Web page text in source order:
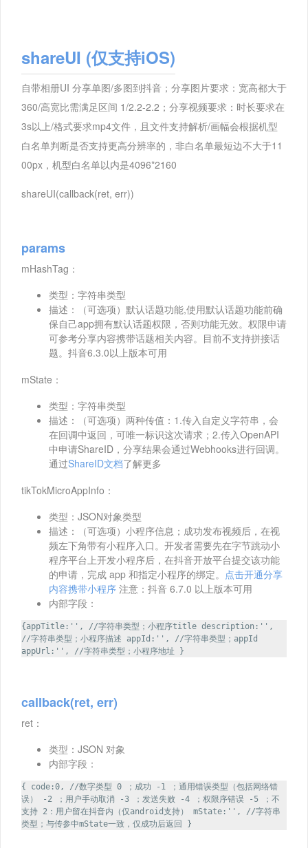
shareUI (仅支持iOS)
自带相册UI 分享单图/多图到抖音；分享图片要求：宽高都大于
360/高宽比需满足区间 1/2.2-2.2；分享视频要求：时长要求在
3s以上/格式要求mp4文件，且文件支持解析/画幅会根据机型
白名单判断是否支持更高分辨率的，非白名单最短边不大于11
00px，机型白名单以内是4096*2160
shareUI(callback(ret, err))
params
mHashTag：
类型：字符串类型
描述：（可选项）默认话题功能,使用默认话题功能前确
保自己app拥有默认话题权限，否则功能无效。权限申请
可参考分享内容携带话题相关内容。目前不支持拼接话
题。抖音6.3.0以上版本可用
mState：
类型：字符串类型
描述：（可选项）两种传值：1.传入自定义字符串，会
在回调中返回，可唯一标识这次请求；2.传入OpenAPI
中申请ShareID，分享结果会通过Webhooks进行回调。
通过ShareID文档了解更多
tikTokMicroAppInfo：
类型：JSON对象类型
描述：（可选项）小程序信息；成功发布视频后，在视
频左下角带有小程序入口。开发者需要先在字节跳动小
程序平台上开发小程序后，在抖音开放平台提交该功能
的申请，完成 app 和指定小程序的绑定。 点击开通分享
内容携带小程序 注意：抖音 6.7.0 以上版本可用
内部字段：
{appTitle:'', //字符串类型；小程序title description:'',
//字符串类型；小程序描述 appId:'', //字符串类型；appId
appUrl:'', //字符串类型；小程序地址 }
callback(ret, err)
ret：
类型：JSON 对象
内部字段：
{ code:0, //数字类型 0 ；成功 -1 ；通用错误类型（包括网络错
误） -2 ；用户手动取消 -3 ；发送失败 -4 ；权限序错误 -5 ；不
支持 2：用户留在抖音内（仅android支持） mState:'', //字符串
类型；与传参中mState一致，仅成功后返回 }